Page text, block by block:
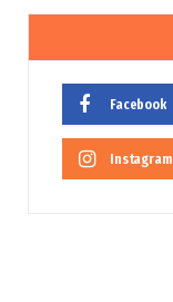
Facebook
Instagram